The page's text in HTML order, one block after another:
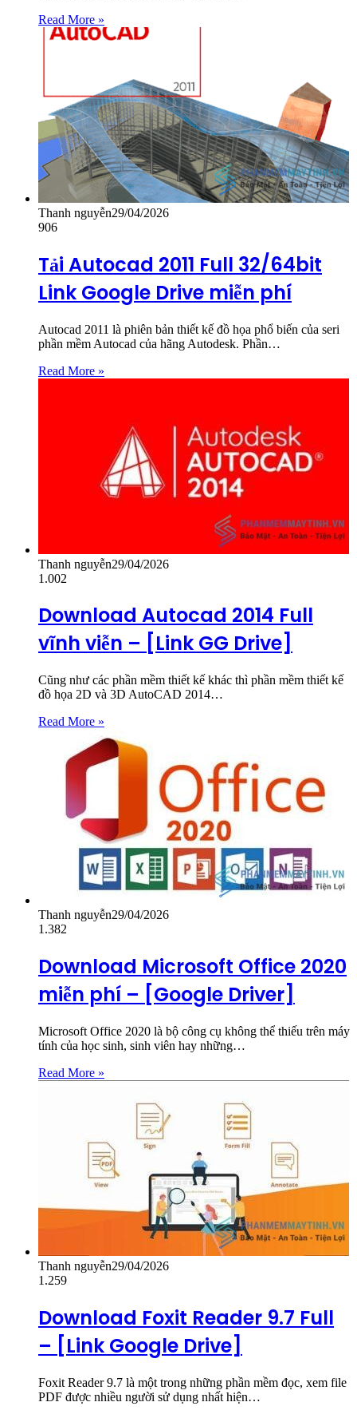
Read More »
Thanh nguyễn29/04/2026
906
Tải Autocad 2011 Full 32/64bit
Link Google Drive miễn phí
Autocad 2011 là phiên bản thiết kế đồ họa phổ biến của seri
phần mềm Autocad của hãng Autodesk. Phần…
Read More »
Thanh nguyễn29/04/2026
1.002
Download Autocad 2014 Full
vĩnh viễn – [Link GG Drive]
Cũng như các phần mềm thiết kế khác thì phần mềm thiết kế
đồ họa 2D và 3D AutoCAD 2014…
Read More »
Thanh nguyễn29/04/2026
1.382
Download Microsoft Office 2020
miễn phí – [Google Driver]
Microsoft Office 2020 là bộ công cụ không thể thiếu trên máy
tính của học sinh, sinh viên hay những…
Read More »
Thanh nguyễn29/04/2026
1.259
Download Foxit Reader 9.7 Full
– [Link Google Drive]
Foxit Reader 9.7 là một trong những phần mềm đọc, xem file
PDF được nhiều người sử dụng nhất hiện…